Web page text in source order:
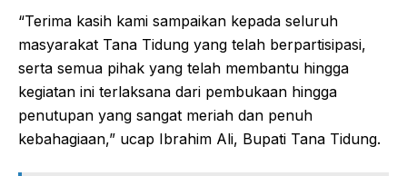
“Terima kasih kami sampaikan kepada seluruh
masyarakat Tana Tidung yang telah berpartisipasi,
serta semua pihak yang telah membantu hingga
kegiatan ini terlaksana dari pembukaan hingga
penutupan yang sangat meriah dan penuh
kebahagiaan,” ucap Ibrahim Ali, Bupati Tana Tidung.